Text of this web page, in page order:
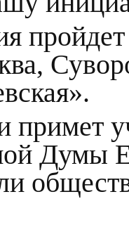
примет
Думы